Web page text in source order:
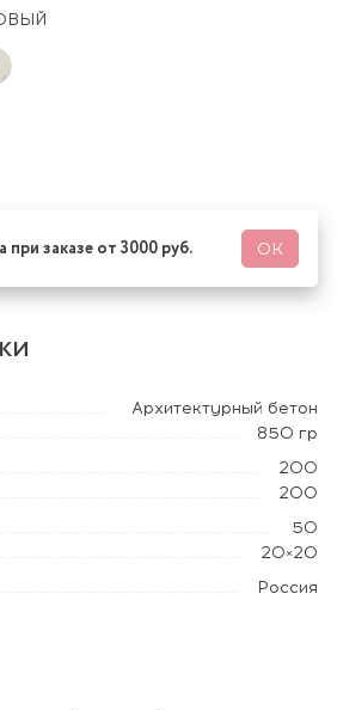
при заказе от 3000 руб. ОК
Архитектурный бетон
850 гр
200
200
50
20×20
Россия